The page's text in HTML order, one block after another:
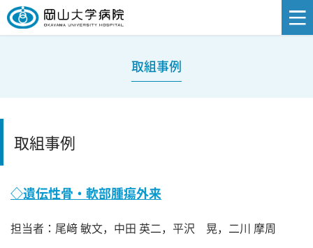
取組事例
取組事例
◇遺伝性骨・軟部腫瘍外来
担当者：尾﨑 敏文，中田 英二，平沢 晃，二川 摩周